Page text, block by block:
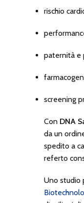
rischio
paternità e
screening
Con DNA
da un
spedito a
referto
Uno studio